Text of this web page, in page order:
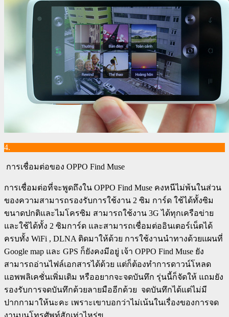
4.
การเชื่อมต่อของ OPPO Find Muse
การเชื่อมต่อที่จะพูดถึงใน OPPO Find Muse คงหนีไม่พ้นในส่วน
ของความสามารถรองรับการใช้งาน 2 ซิม การ์ด ใช้ได้ทั้งซิม
ขนาดปกติและไมโครซิม สามารถใช้งาน 3G ได้ทุกเครือข่าย
และใช้ได้ทั้ง 2 ซิมการ์ด และสามารถเชื่อมต่ออินเตอร์เน็ตได้
ครบทั้ง WiFi , DLNA ติดมาให้ด้วย การใช้งานนำทางด้วยแผนที่
Google map และ GPS ก็ยังคงมีอยู่ เจ้า OPPO Find Muse ยัง
สามารถอ่านไฟล์เอกสารได้ด้วย แต่ก็ต้องทำการดาวน์โหลด
แอพพลิเคชั่นเพิ่มเติม หรืออยากจะจดบันทึก รุ่นนี้ก็จัดให้ แถมยัง
รองรับการจดบันทึกด้วยลายมืออีกด้วย จดบันทึกได้แต่ไม่มี
ปากกามาให้นะคะ เพราะเขาบอกว่าไม่เน้นในเรื่องของการจด
งานบนโทรศัพท์สักเท่าไหร่ฃ